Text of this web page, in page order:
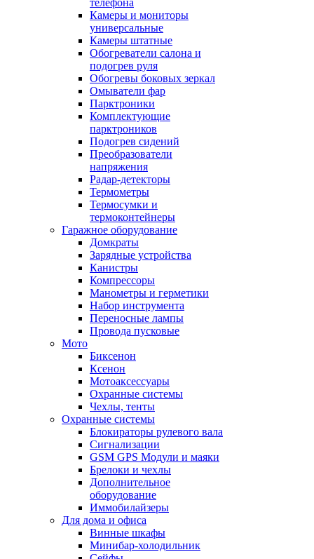
Камеры и мониторы
универсальные
Камеры штатные
Обогреватели салона и
подогрев руля
Обогревы боковых зеркал
Омыватели фар
Парктроники
Комплектующие
парктроников
Подогрев сидений
Преобразователи
напряжения
Радар-детекторы
Термометры
Термосумки и
термоконтейнеры
Гаражное оборудование
Домкраты
Зарядные устройства
Канистры
Компрессоры
Манометры и герметики
Набор инструмента
Переносные лампы
Провода пусковые
Мото
Биксенон
Ксенон
Мотоаксессуары
Охранные системы
Чехлы, тенты
Охранные системы
Блокираторы рулевого вала
Сигнализации
GSM GPS Модули и маяки
Брелоки и чехлы
Дополнительное
оборудование
Иммобилайзеры
Для дома и офиса
Винные шкафы
Минибар-холодильник